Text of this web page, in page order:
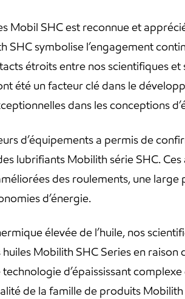
Mobil SHC est reconnue et
SHC symbolise l’engagement
étroits entre nos scientifiques
été un facteur clé dans le
dans les conceptions
d’équipements a permis de
lubrifiants Mobilith série SHC.
des roulements, une
d’énergie.
élevée de l’huile, nos
Mobilith SHC Series en
d’épaississant
de la famille de produits